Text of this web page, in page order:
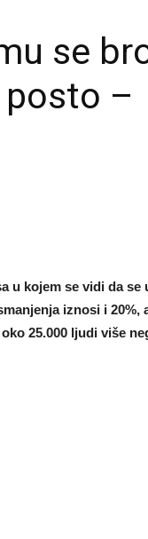
se
–
u kojem se vidi da se
iznosi i 20%,
25.000 ljudi više